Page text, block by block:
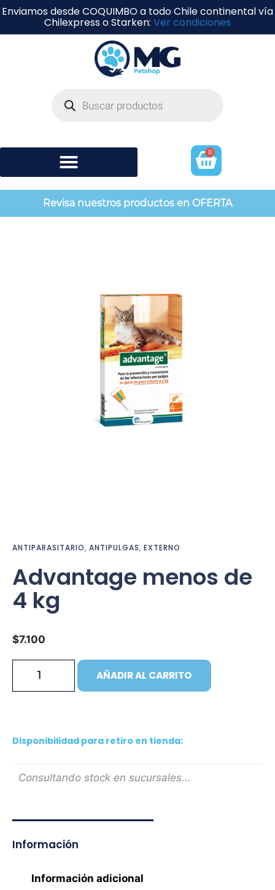
Enviamos desde COQUIMBO a todo Chile continental vía
Chilexpress o Starken: Ver condiciones
0
Revisa nuestros productos en OFERTA
ANTIPARASITARIO, ANTIPULGAS, EXTERNO
Advantage menos de
4 kg
$7.100
AÑADIR AL CARRITO
Disponibilidad para retiro en tienda:
Consultando stock en sucursales...
Información
Información adicional